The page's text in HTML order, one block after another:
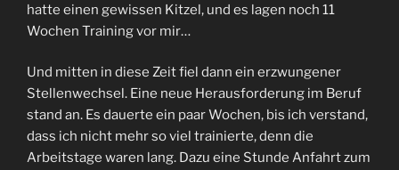
hatte einen gewissen Kitzel, und es lagen noch 11
Wochen Training vor mir…
Und mitten in diese Zeit fiel dann ein erzwungener
Stellenwechsel. Eine neue Herausforderung im Beruf
stand an. Es dauerte ein paar Wochen, bis ich verstand,
dass ich nicht mehr so viel trainierte, denn die
Arbeitstage waren lang. Dazu eine Stunde Anfahrt zum